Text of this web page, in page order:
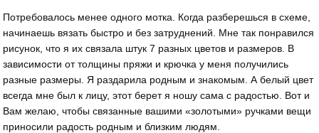
Потребовалось менее одного мотка. Когда разберешься в схеме,
начинаешь вязать быстро и без затруднений. Мне так понравился
рисунок, что я их связала штук 7 разных цветов и размеров. В
зависимости от толщины пряжи и крючка у меня получились
разные размеры. Я раздарила родным и знакомым. А белый цвет
всегда мне был к лицу, этот берет я ношу сама с радостью. Вот и
Вам желаю, чтобы связанные вашими «золотыми» ручками вещи
приносили радость родным и близким людям.